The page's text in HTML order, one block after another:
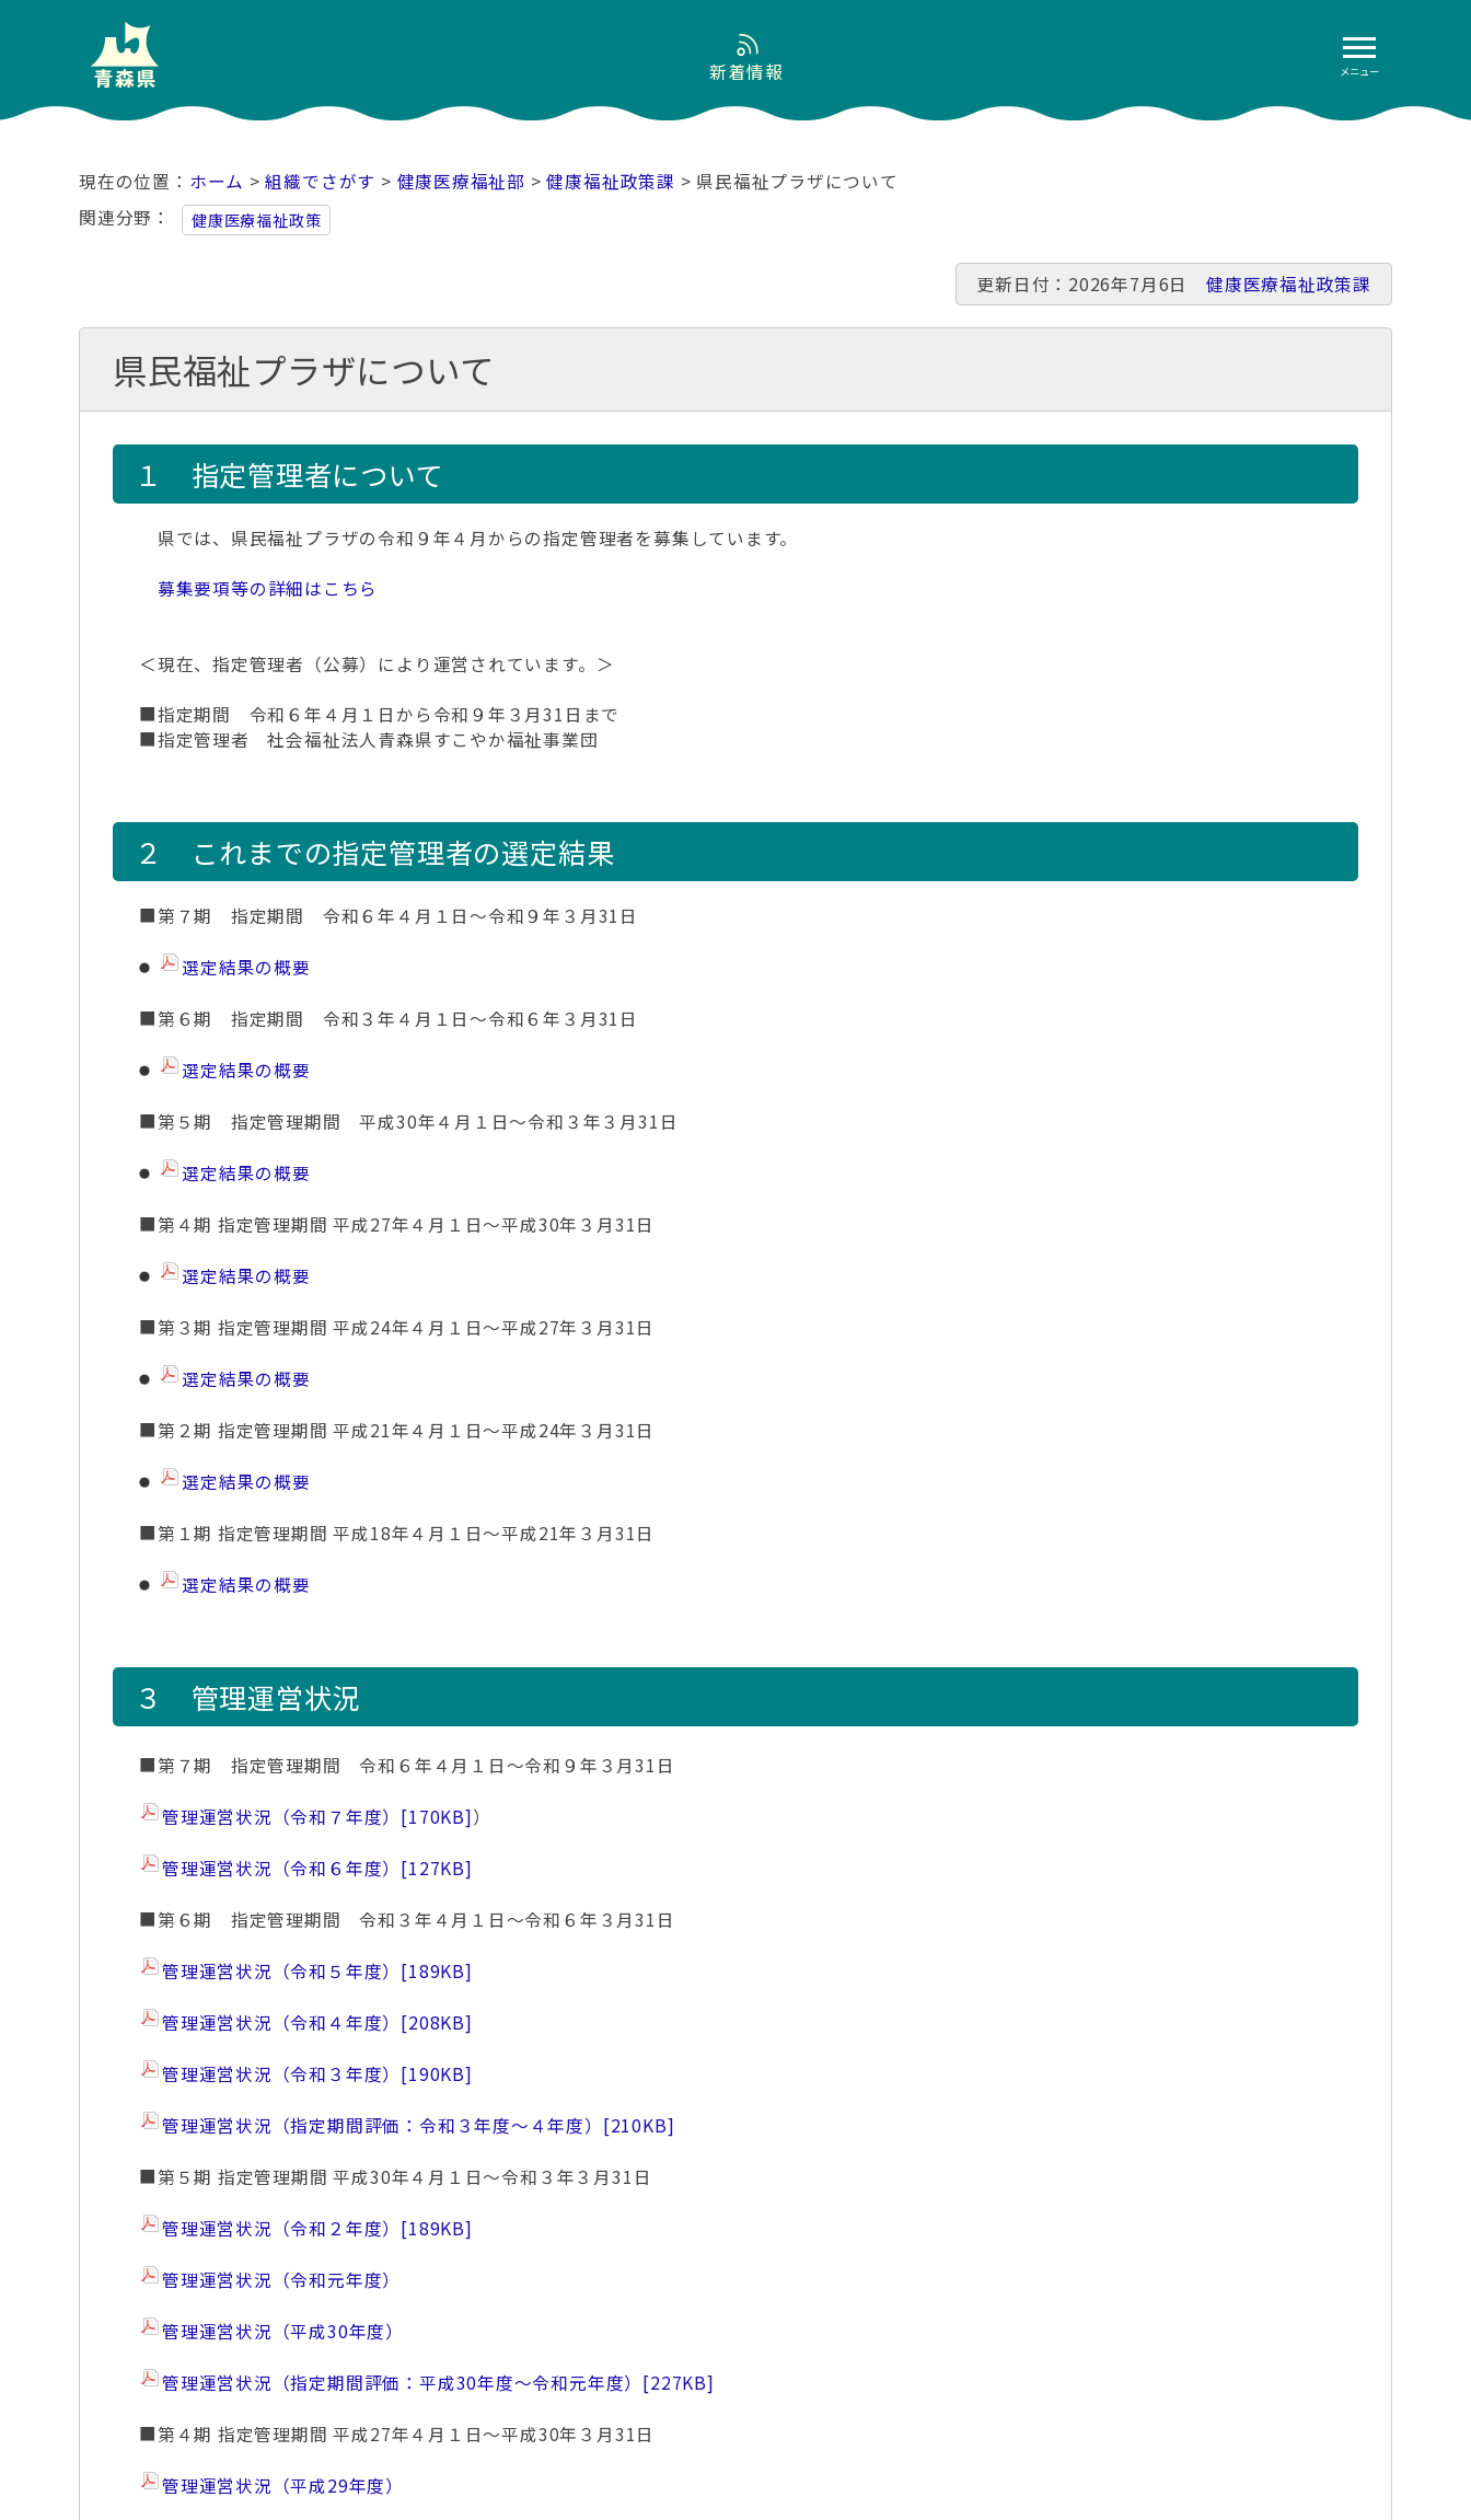
メニュー
新着情報
ホーム >組織でさがす > 健康医療福祉部 >健康福祉政策課 > 県民福祉プラザについて
関連分野
健康医療福祉政策
更新日付：2026年7月6日 健康医療福祉政策課
県民福祉プラザについて
１ 指定管理者について
県では、県民福祉プラザの令和９年４月からの指定管理者を募集しています。
募集要項等の詳細はこちら
＜現在、指定管理者（公募）により運営されています。＞
■指定期間 令和６年４月１日から令和９年３月31日まで
■指定管理者 社会福祉法人青森県すこやか福祉事業団
２ これまでの指定管理者の選定結果
■第７期 指定期間 令和６年４月１日～令和９年３月31日
選定結果の概要
■第６期 指定期間 令和３年４月１日～令和６年３月31日
選定結果の概要
■第５期 指定管理期間 平成30年４月１日～令和３年３月31日
選定結果の概要
■第４期 指定管理期間 平成27年４月１日～平成30年３月31日
選定結果の概要
■第３期 指定管理期間 平成24年４月１日～平成27年３月31日
選定結果の概要
■第２期 指定管理期間 平成21年４月１日～平成24年３月31日
選定結果の概要
■第１期 指定管理期間 平成18年４月１日～平成21年３月31日
選定結果の概要
３ 管理運営状況
■第７期 指定管理期間 令和６年４月１日～令和９年３月31日
管理運営状況（令和７年度） [170KB]）
管理運営状況（令和６年度） [127KB]
■第６期 指定管理期間 令和３年４月１日～令和６年３月31日
管理運営状況（令和５年度） [189KB]
管理運営状況（令和４年度） [208KB]
管理運営状況（令和３年度） [190KB]
管理運営状況（指定期間評価：令和３年度～４年度） [210KB]
■第５期 指定管理期間 平成30年４月１日～令和３年３月31日
管理運営状況（令和２年度） [189KB]
管理運営状況（令和元年度）
管理運営状況（平成30年度）
管理運営状況（指定期間評価：平成30年度～令和元年度） [227KB]
■第４期 指定管理期間 平成27年４月１日～平成30年３月31日
管理運営状況（平成29年度）